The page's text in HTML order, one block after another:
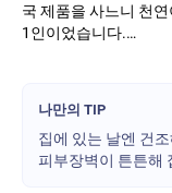
국 제품을 사느니 천
1인이었습니다.
얼굴 피부가 가렵고
얇아져버린 피부로
건조함으로 요철까지
메이크업 다 먹지를
나만의 TIP
집에 있는 날엔 건
피부장벽이 튼튼해